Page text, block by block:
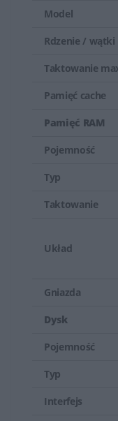
Model
Rdzenie / wątki
Taktowanie
Pamięć cache
Pamięć RAM
Pojemność
Typ
Taktowanie
Układ
Gniazda
Dysk
Pojemność
Typ
Interfejs